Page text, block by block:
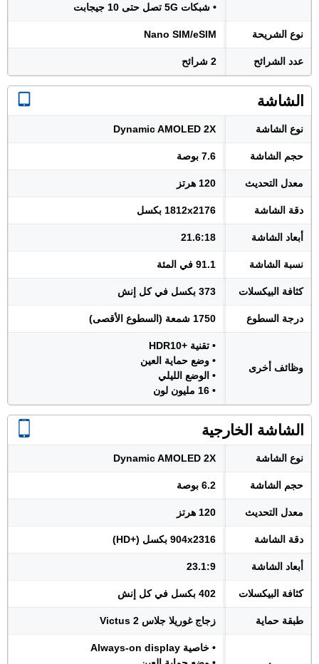
• شبكات 5G تصل حتى 10 جيجابت
نوع الشريحة Nano SIM/eSIM
عدد الشرائح 2 شرائح
الشاشة
نوع الشاشة Dynamic AMOLED 2X
حجم الشاشة 7.6 بوصة
معدل التحديث 120 هرتز
دقة الشاشة 1812x2176 بكسل
أبعاد الشاشة 21.6:18
نسبة الشاشة 91.1 في المئة
كثافة البيكسلات 373 بكسل في كل إنش
درجة السطوع 1750 شمعة (السطوع الأقصى)
وظائف أخرى
• تقنية +HDR10
• وضع حماية العين
• الوضع الليلي
• 16 مليون لون
الشاشة الخارجية
نوع الشاشة Dynamic AMOLED 2X
حجم الشاشة 6.2 بوصة
معدل التحديث 120 هرتز
دقة الشاشة 904x2316 بكسل (+HD)
أبعاد الشاشة 23.1:9
كثافة البيكسلات 402 بكسل في كل إنش
طبقة حماية زجاج غوريلا جلاس Victus 2
• خاصية Always-on display